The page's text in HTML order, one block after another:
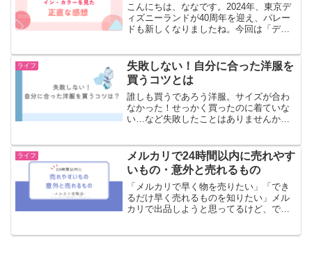
こんにちは、ななです。2024年、東京デ
ィズニーランドが40周年を迎え、パレー
ドも新しくなりましたね。今回は「ディ
うと、私は微妙だと思ってしまいまし
た。現地で実際に見た...
ライフ
失敗しない！自分に合った洋服を
買うコツとは
誰しも買うであろう洋服。サイズが合わ
なかった！せっかく買ったのに着ていな
い…など失敗したことはありませんか？
例をあげながらわかりやすく説明してい
ますので、ぜひ参考にして...
ライフ
メルカリで24時間以内に売れやす
いもの・意外と売れるもの
「メルカリで早く物を売りたい」「でき
るだけ早く売れるものを知りたい」メル
カリで出品しようと思ってるけど、でき